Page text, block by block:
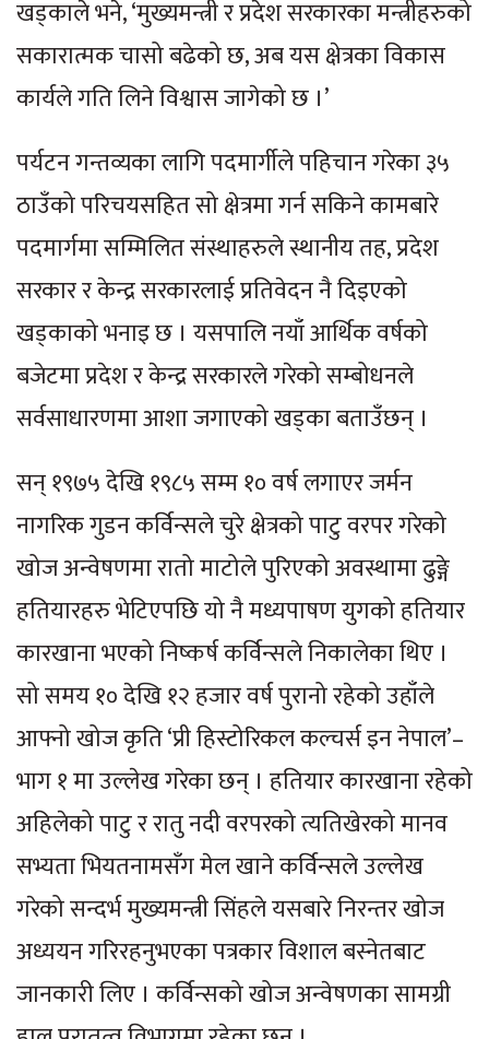
खड्काले भने, ‘मुख्यमन्त्री र प्रदेश सरकारका मन्त्रीहरुको
सकारात्मक चासो बढेको छ, अब यस क्षेत्रका विकास
कार्यले गति लिने विश्वास जागेको छ ।’
पर्यटन गन्तव्यका लागि पदमार्गीले पहिचान गरेका ३५
ठाउँको परिचयसहित सो क्षेत्रमा गर्न सकिने कामबारे
पदमार्गमा सम्मिलित संस्थाहरुले स्थानीय तह, प्रदेश
सरकार र केन्द्र सरकारलाई प्रतिवेदन नै दिइएको
खड्काको भनाइ छ । यसपालि नयाँ आर्थिक वर्षको
बजेटमा प्रदेश र केन्द्र सरकारले गरेको सम्बोधनले
सर्वसाधारणमा आशा जगाएको खड्का बताउँछन् ।
सन् १९७५ देखि १९८५ सम्म १० वर्ष लगाएर जर्मन
नागरिक गुडन कर्विन्सले चुरे क्षेत्रको पाटु वरपर गरेको
खोज अन्वेषणमा रातो माटोले पुरिएको अवस्थामा ढुङ्गे
हतियारहरु भेटिएपछि यो नै मध्यपाषण युगको हतियार
कारखाना भएको निष्कर्ष कर्विन्सले निकालेका थिए ।
सो समय १० देखि १२ हजार वर्ष पुरानो रहेको उहाँले
आफ्नो खोज कृति ‘प्री हिस्टोरिकल कल्चर्स इन नेपाल’–
भाग १ मा उल्लेख गरेका छन् । हतियार कारखाना रहेको
अहिलेको पाटु र रातु नदी वरपरको त्यतिखेरको मानव
सभ्यता भियतनामसँग मेल खाने कर्विन्सले उल्लेख
गरेको सन्दर्भ मुख्यमन्त्री सिंहले यसबारे निरन्तर खोज
अध्ययन गरिरहनुभएका पत्रकार विशाल बस्नेतबाट
जानकारी लिए । कर्विन्सको खोज अन्वेषणका सामग्री